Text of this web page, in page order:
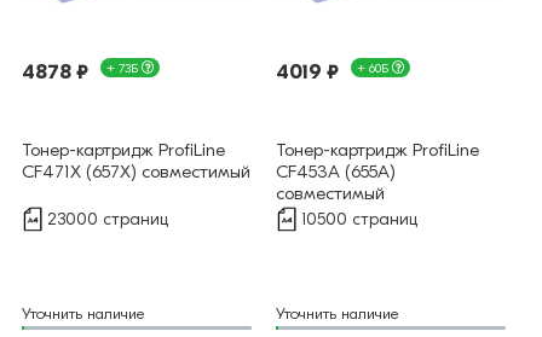
4878 ₽ + 73Б
Тонер-картридж ProfiLine
CF471X (657X) совместимый
23000 страниц
Уточнить наличие
4019 ₽ + 60Б
Тонер-картридж ProfiLine
CF453A (655A)
совместимый
10500 страниц
Уточнить наличие